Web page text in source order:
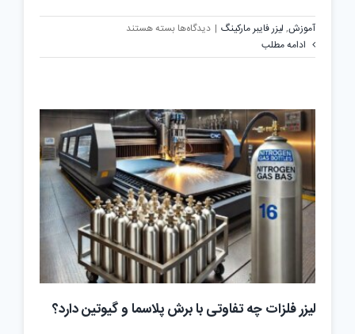
آموزش, لیزر فایبر مارکینگ | دیدگاه‌ها برای
دستگاه
با
کسب‌وکار
خود
انتخاب
کنیم؟
بسته هستند
ادامه مطلب
لیزر فلزات چه تفاوتی با برش پلاسما و گیوتین دارد؟